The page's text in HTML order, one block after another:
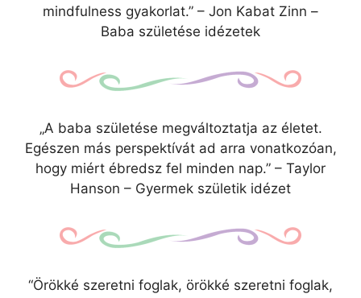
mindfulness gyakorlat.” – Jon Kabat Zinn –
Baba születése idézetek
„A baba születése megváltoztatja az életet.
Egészen más perspektívát ad arra vonatkozóan,
hogy miért ébredsz fel minden nap.” – Taylor
Hanson – Gyermek születik idézet
“Örökké szeretni foglak, örökké szeretni foglak,